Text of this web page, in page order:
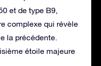
et de type B9,
complexe qui révèle
la précédente.
étoile majeure